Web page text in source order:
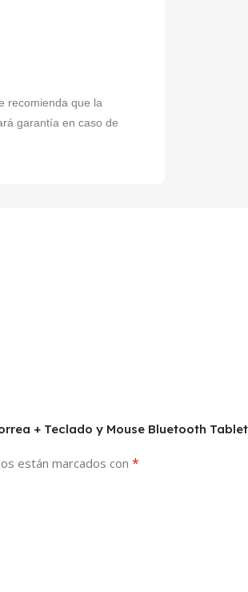
recomienda que la
garantía en caso de
+ Teclado y Mouse Bluetooth Tablet
están marcados con *